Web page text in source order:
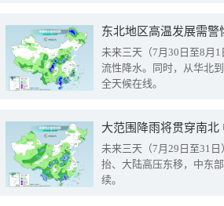
东北地区高温发展需
未来三天（7月30日至8月
流性降水。同时，从华北
全天候在线。
大范围降雨将贯穿南
未来三天（7月29日至31
抬、大陆高压东移，中东
续。